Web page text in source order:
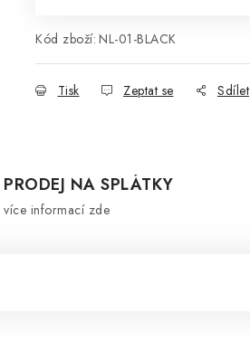
Kód zboží: NL-01-BLACK
Tisk Zeptat se Sdílet
PRODEJ NA SPLÁTKY
více informací zde